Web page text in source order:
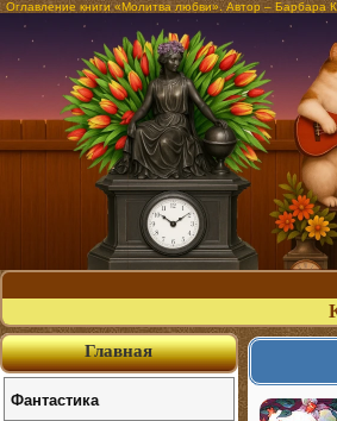
Оглавление книги «Молитва любви». Автор – Барбара
Главная
Фантастика